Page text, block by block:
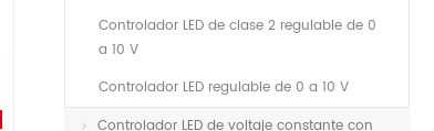
Controlador LED de clase 2 regulable de 0
a 10 V
Controlador LED regulable de 0 a 10 V
Controlador LED de voltaje constante con